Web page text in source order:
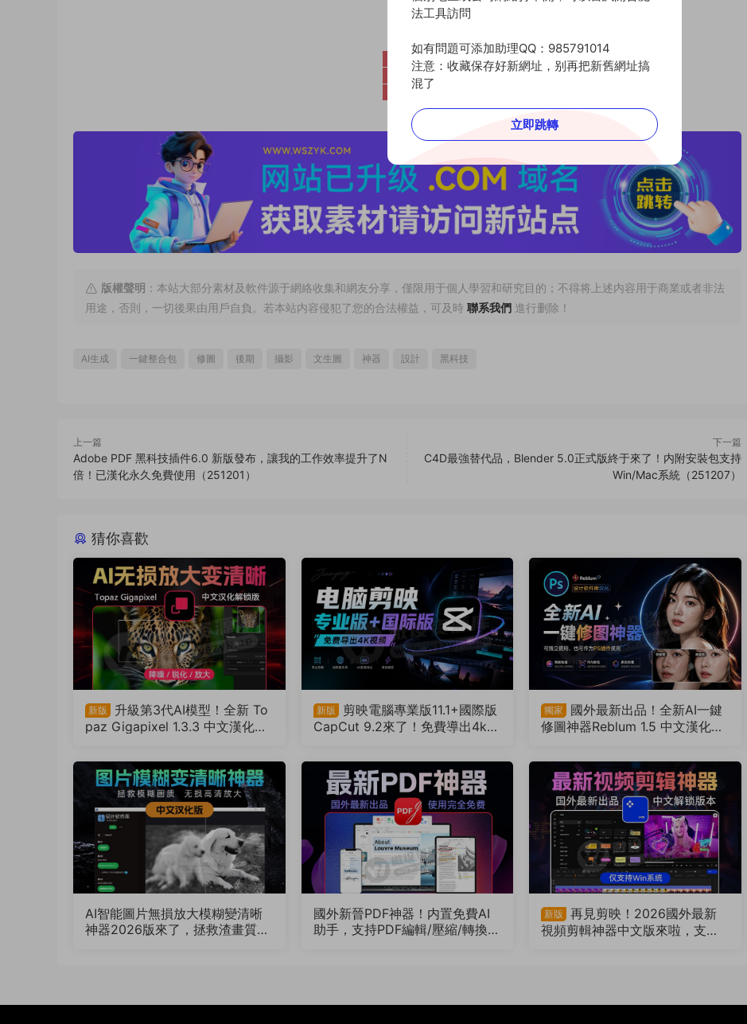
版權聲明 ：本站大部分素材及軟件源于網絡收集和網友分享，僅限用于個人學習和研究目的；不得将上述内容用于商業或者非法
用途，否則，一切後果由用戶自負。若本站内容侵犯了您的合法權益，可及時 聯系我們 進行删除！
AI生成 一鍵整合包 修圖 後期 攝影 文生圖 神器 設計 黑科技
上一篇
Adobe PDF 黑科技插件6.0 新版發布，讓我的工作效率提升了N
倍！已漢化永久免費使用（251201）
下一篇
C4D最強替代品，Blender 5.0正式版終于來了！内附安裝包支持
Win/Mac系統（251207）
猜你喜歡
新版
升級第3代AI模型！全新 To
paz Gigapixel 1.3.3 中文漢化版
0809）
新版
剪映電腦專業版11.1+國際版
CapCut 9.2來了！免費導出4k視
04）
獨家
國外最新出品！全新AI一鍵
修圖神器Reblum 1.5 中文漢化版
0803）
AI智能圖片無損放大模糊變清晰
神器2026版來了，拯救渣畫質！
國外新晉PDF神器！内置免費AI
助手，支持PDF編輯/壓縮/轉換等
新版
再見剪映！2026國外最新
視頻剪輯神器中文版來啦，支持A
法工具訪問
如有問題可添加助理QQ：985791014
注意：收藏保存好新網址，别再把新舊網址搞
混了
立即跳轉